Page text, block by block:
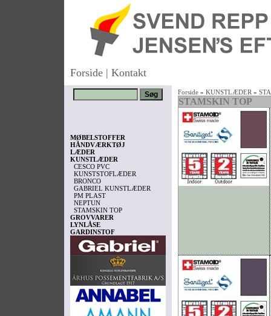
Forside | Kontakt
MØBELSTOFFER
HÅNDVÆRKTØJ
LÆDER
KUNSTLÆDER
CESCO PVC
KUNSTSTOFLÆDER
BRONCO
GABRIEL KUNSTLÆDER
PM PLAST
NEPTUN
STAMSKIN TOP
GROVVARER
LYNLÅSE
GARDINSTOF
Forside » KUNSTLÆDER »
STAMSKIN TOP